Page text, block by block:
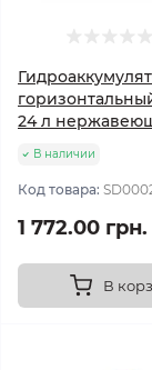
24 л
В наличии
Код товара:
1 772.00 грн.
В